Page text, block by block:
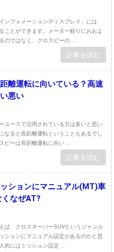
ンフォメーションディスプレイ」には
ことができます。メーター頼りにおおよ
のではなく、クロスビーの ...
記事を読む
離運転に向いている？高速
悪い
ユースで活用されている方は多いと思い
なると長距離運転ということもあるでし
ビーは長距離運転に向い ...
記事を読む
ションにマニュアル(MT)車
なぜAT?
ば、クロスオーバーSUVというジャンル
ションにマニュアル設定があるのかと思
的にはミッション設定 ...